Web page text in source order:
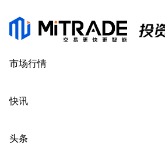
市场行情
快讯
头条